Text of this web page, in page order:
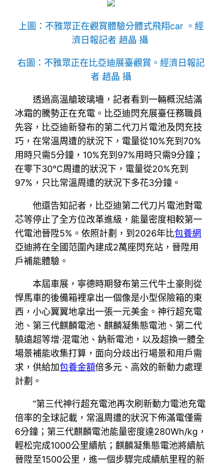
上圖：不雅眾正在觀賞體驗分體式飛翔car 。經
濟日報記者 趙晶 攝
右圖：不雅眾正在比亞迪展臺觀賞。經濟日報記
者 趙晶 攝
透過高溫艙玻璃墻，記者看到一輛概況結滿
冰霜的騰勢正在充電。比亞迪閃充展臺任務職員
先容，比亞迪新發布的第二代刀片電池及閃充技
巧，在常溫周遭的狀況下，電量從10%充到70%
用時只需5分鐘，10%充到97%用時只需9分鐘；
在零下30℃周遭的狀況下，電量從20%充到
97%，只比常溫周遭的狀況下多花3分鐘。
他還告知記者，比亞迪第二代刀片電池對電
芯等停止了全方位改革進級，能量密度相較第一
代電池晉陞5%。依照計劃，到2026年比包養網
亞迪將在全國范圍內建成2萬座閃充站，晉陞用
戶補能體驗。
本屆車展，寧德時期發布第三代牛土豪則從
悍馬車的後備箱裡拿出一個像是小型保險箱的東
西，小心翼翼地拿出一張一元美金。神行超充電
池、第三代麒麟電池、麒麟凝集態電池、第二代
驍遠超等增·混電池、鈉新電池，以及超換一體全
場景補能收集打算，面向分歧出行場景和用戶需
求，供給加包養金額倍多元、高效的新動力處理
計劃。
“第三代神行超充電池再次刷新動力電池充電
倍率的全球記載，常溫周遭的狀況下佈滿電僅需
6分鐘；第三代麒麟電池能量密度達280Wh/kg，
輕松完成1000公里續航；麒麟凝集態電池將續航
晉陞至1500公里，進一個步驟完成續航里程的新